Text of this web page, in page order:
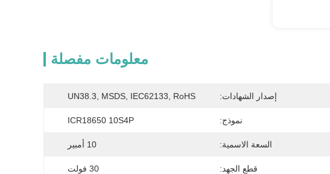
معلومات مفصلة
إصدار الشهادات: UN38.3, MSDS, IEC62133, RoHS
نموذج: ICR18650 10S4P
السعة الاسمية: 10 أمبير
قطع الجهد: 30 فولت